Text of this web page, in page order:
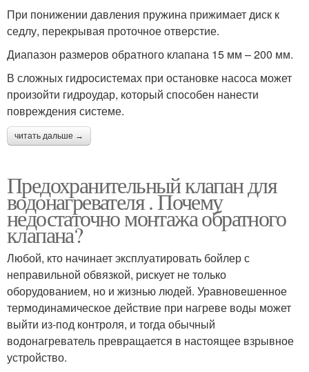
При понижении давления пружина прижимает диск к
седлу, перекрывая проточное отверстие.
Диапазон размеров обратного клапана 15 мм – 200 мм.
В сложных гидросистемах при остановке насоса может
произойти гидроудар, который способен нанести
повреждения системе.
читать дальше →
Предохранительный клапан для
водонагревателя . Почему
недостаточно монтажа обратного
клапана?
Любой, кто начинает эксплуатировать бойлер с
неправильной обвязкой, рискует не только
оборудованием, но и жизнью людей. Уравновешенное
термодинамическое действие при нагреве воды может
выйти из-под контроля, и тогда обычный
водонагреватель превращается в настоящее взрывное
устройство.